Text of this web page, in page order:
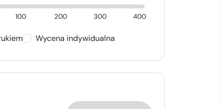
100 200 300 400
Wycena indywidualna